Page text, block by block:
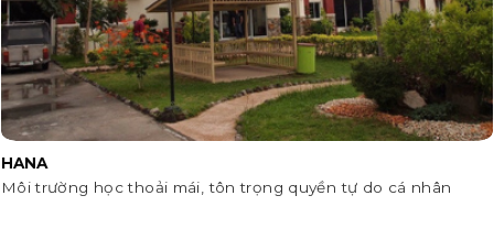
HANA
Môi trường học thoải mái, tôn trọng quyền tự do cá nhân